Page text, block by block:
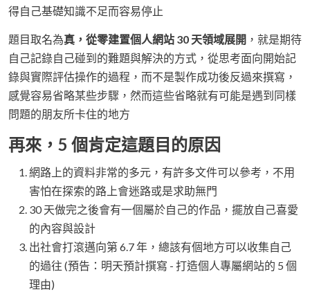
得自己基礎知識不足而容易停止
題目取名為真，從零建置個人網站 30 天領域展開 ，就是期待
自己記錄自己碰到的難題與解決的方式，從思考面向開始記
錄與實際評估操作的過程，而不是製作成功後反過來撰寫，
感覺容易省略某些步驟，然而這些省略就有可能是遇到同樣
問題的朋友所卡住的地方
再來，5 個肯定這題目的原因
網路上的資料非常的多元，有許多文件可以參考，不用
害怕在探索的路上會迷路或是求助無門
30 天做完之後會有一個屬於自己的作品，擺放自己喜愛
的內容與設計
出社會打滾邁向第 6.7 年，總該有個地方可以收集自己
的過往 (預告：明天預計撰寫 - 打造個人專屬網站的 5 個
理由)